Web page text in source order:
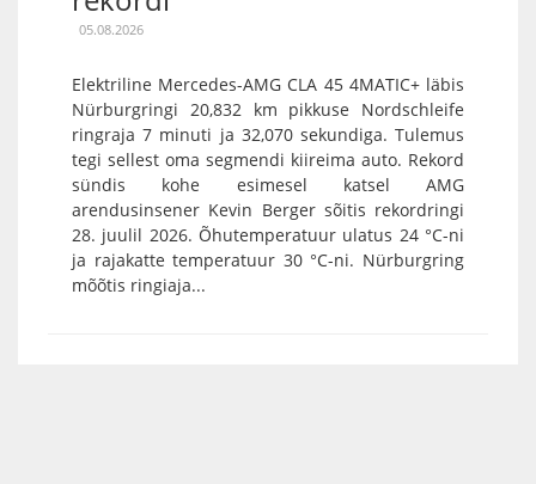
05.08.2026
Elektriline Mercedes-AMG CLA 45 4MATIC+ läbis
Nürburgringi 20,832 km pikkuse Nordschleife
ringraja 7 minuti ja 32,070 sekundiga. Tulemus
tegi sellest oma segmendi kiireima auto. Rekord
sündis kohe esimesel katsel AMG
arendusinsener Kevin Berger sõitis rekordringi
28. juulil 2026. Õhutemperatuur ulatus 24 °C-ni
ja rajakatte temperatuur 30 °C-ni. Nürburgring
mõõtis ringiaja...